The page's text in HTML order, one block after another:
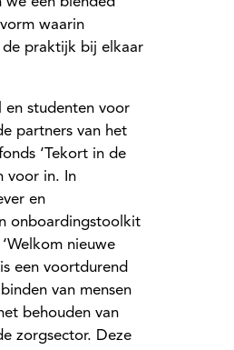
waarin
praktijk bij elkaar
en studenten voor
partners van het
‘Tekort in de
voor in. In
en
onboardingstoolkit
nieuwe
een voortdurend
van mensen
behouden van
zorgsector. Deze